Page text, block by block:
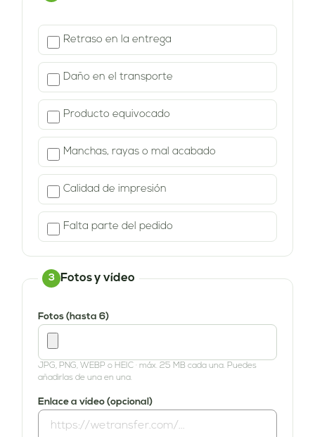
Retraso en la entrega
Daño en el transporte
Producto equivocado
Manchas, rayas o mal acabado
Calidad de impresión
Falta parte del pedido
3 Fotos y vídeo
Fotos (hasta 6)
JPG, PNG, WEBP o HEIC · máx. 25 MB cada una. Puedes
añadirlas de una en una.
Enlace a vídeo (opcional)